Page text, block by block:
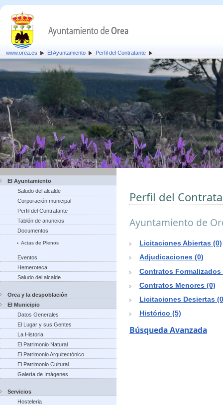
www.orea.es El Ayuntamiento Perfil del Contratante
El Ayuntamiento
Saludo del alcalde
Corporación municipal
Perfil del Contratante
Tablón de anuncios
Documentos
Actas de Plenos
Eventos
Hemeroteca
Saludo del alcalde
Orea y la despoblación
El Municipio
Datos Generales
El Lugar y sus Gentes
La Historia
El Patrimonio Natural
El Patrimonio Arquitectónico
El Patrimonio Cultural
Galería de Imágenes
Servicios
Hosteleria
Perfil del
Ayuntamiento de
Licitaciones Abiertas (0)
Adjudicaciones (0)
Contratos Formalizados
Contratos Menores (0)
Licitaciones Desiertas
Histórico (5)
Búsqueda Avanzada